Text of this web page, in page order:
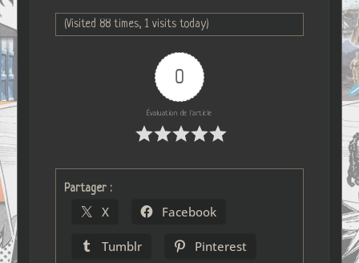
(Visited 88 times, 1 visits today)
0
Évaluation de l'article
Partager :
X Facebook
Tumblr Pinterest